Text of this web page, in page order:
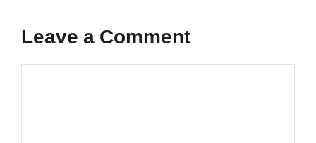
Leave a Comment
Comment